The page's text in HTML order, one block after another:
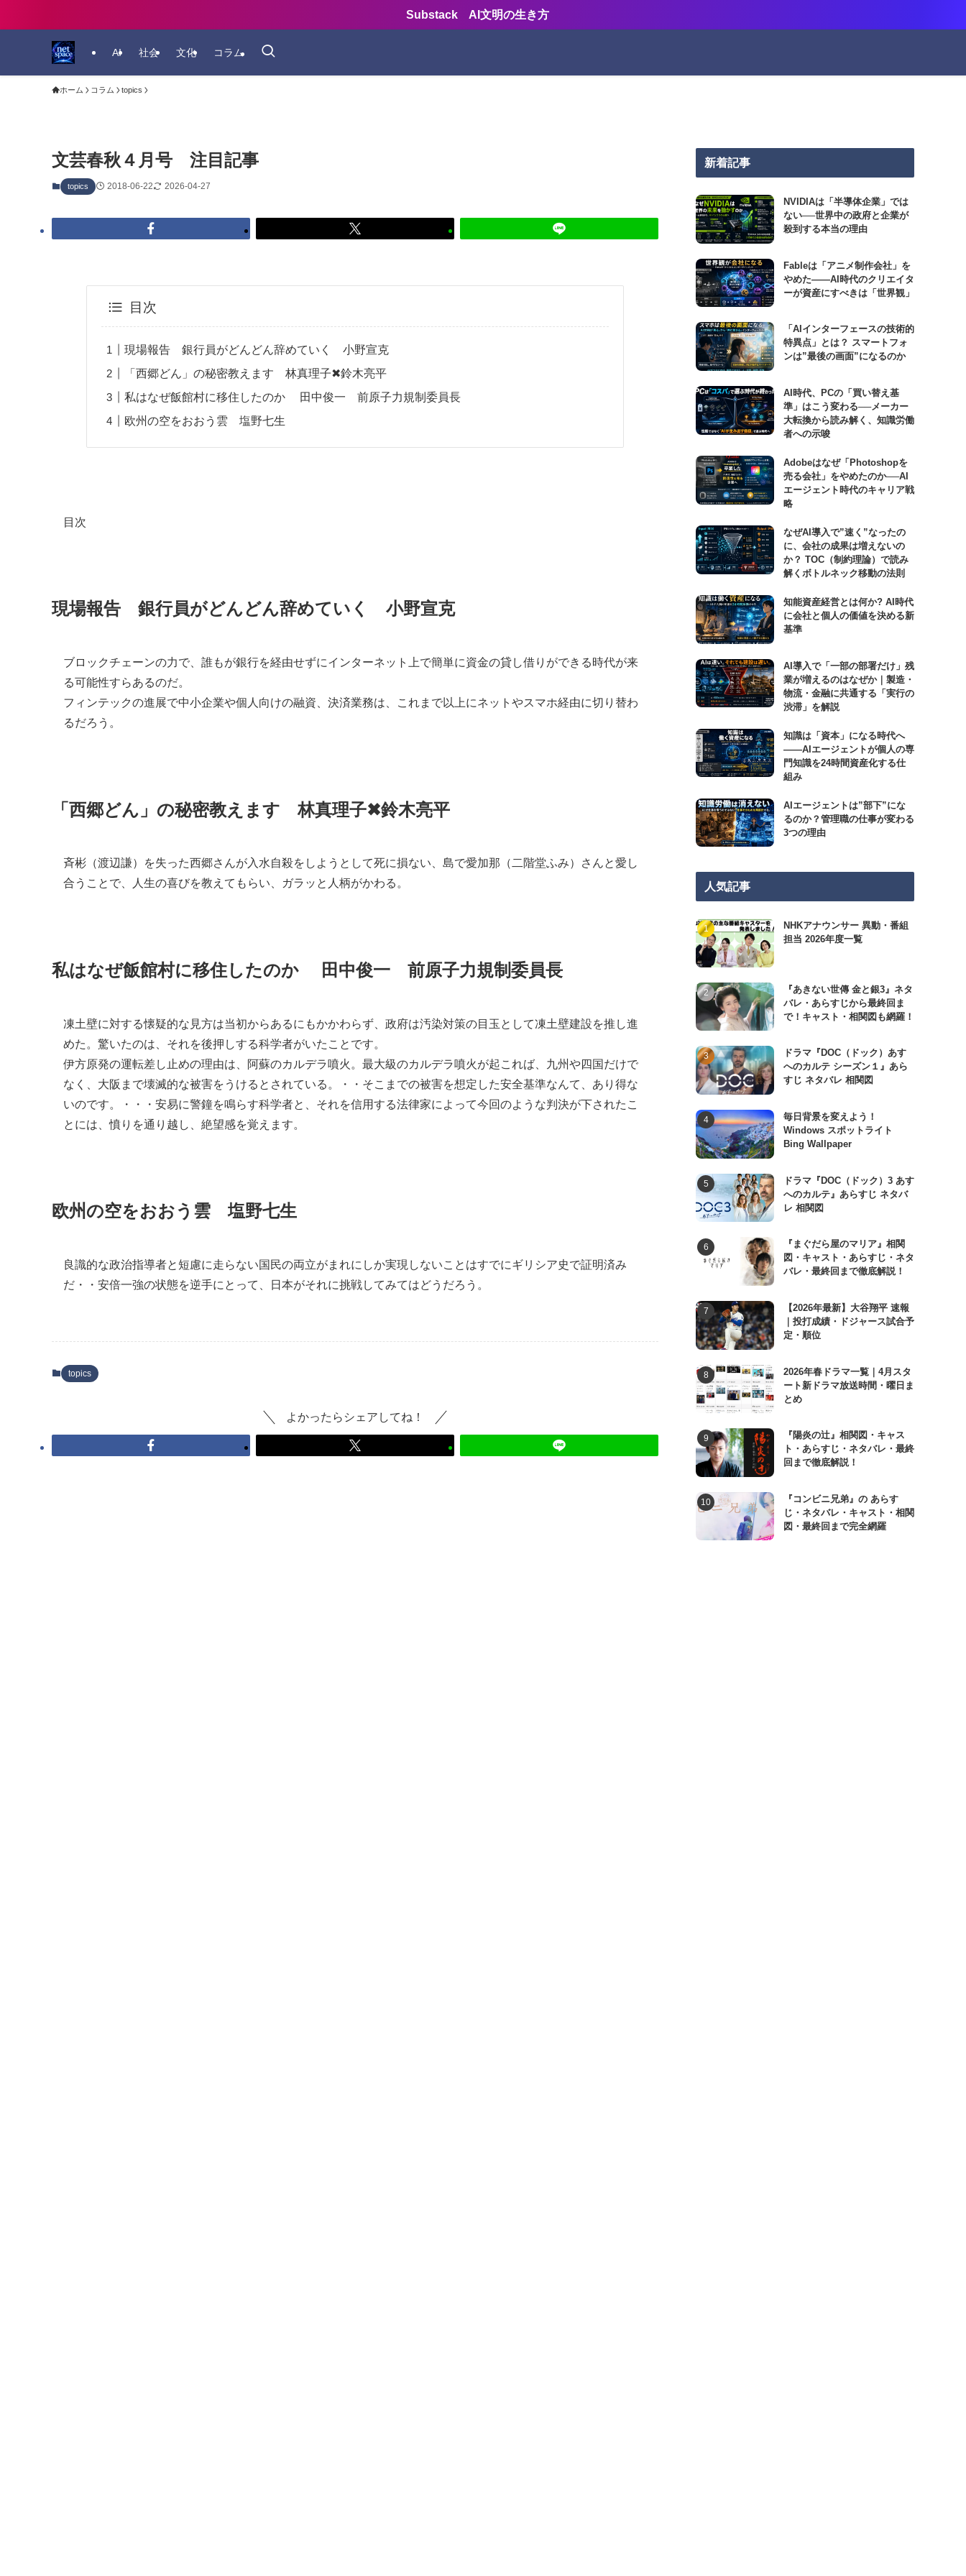
Substack AI文明の生き方
AI 社会 文化 コラム
ホーム コラム topics
文芸春秋４月号 注目記事
topics 2018-06-22 2026-04-27
目次
現場報告 銀行員がどんどん辞めていく 小野宣克
「西郷どん」の秘密教えます 林真理子✖鈴木亮平
私はなぜ飯館村に移住したのか 田中俊一 前原子力規制委員長
欧州の空をおおう雲 塩野七生
目次
現場報告 銀行員がどんどん辞めていく 小野宣克
ブロックチェーンの力で、誰もが銀行を経由せずにインターネット上で簡単に資金の貸し借りができる時代が来
る可能性すらあるのだ。
フィンテックの進展で中小企業や個人向けの融資、決済業務は、これまで以上にネットやスマホ経由に切り替わ
るだろう。
「西郷どん」の秘密教えます 林真理子✖鈴木亮平
斉彬（渡辺謙）を失った西郷さんが入水自殺をしようとして死に損ない、島で愛加那（二階堂ふみ）さんと愛し
合うことで、人生の喜びを教えてもらい、ガラッと人柄がかわる。
私はなぜ飯館村に移住したのか 田中俊一 前原子力規制委員長
凍土壁に対する懐疑的な見方は当初からあるにもかかわらず、政府は汚染対策の目玉として凍土壁建設を推し進
めた。驚いたのは、それを後押しする科学者がいたことです。
伊方原発の運転差し止めの理由は、阿蘇のカルデラ噴火。最大級のカルデラ噴火が起これば、九州や四国だけで
なく、大阪まで壊滅的な被害をうけるとされている。・・そこまでの被害を想定した安全基準なんて、あり得な
いのです。・・・安易に警鐘を鳴らす科学者と、それを信用する法律家によって今回のような判決が下されたこ
とには、憤りを通り越し、絶望感を覚えます。
欧州の空をおおう雲 塩野七生
良識的な政治指導者と短慮に走らない国民の両立がまれにしか実現しないことはすでにギリシア史で証明済み
だ・・安倍一強の状態を逆手にとって、日本がそれに挑戦してみてはどうだろう。
topics
よかったらシェアしてね！
新着記事
NVIDIAは「半導体企業」では
ない──世界中の政府と企業が
殺到する本当の理由
Fableは「アニメ制作会社」を
やめた――AI時代のクリエイタ
ーが資産にすべきは「世界観」
「AIインターフェースの技術的
特異点」とは？ スマートフォ
ンは”最後の画面”になるのか
AI時代、PCの「買い替え基
準」はこう変わる──メーカー
大転換から読み解く、知識労働
者への示唆
Adobeはなぜ「Photoshopを
売る会社」をやめたのか──AI
エージェント時代のキャリア戦
略
なぜAI導入で”速く”なったの
に、会社の成果は増えないの
か？ TOC（制約理論）で読み
解くボトルネック移動の法則
知能資産経営とは何か? AI時代
に会社と個人の価値を決める新
基準
AI導入で「一部の部署だけ」残
業が増えるのはなぜか｜製造・
物流・金融に共通する「実行の
渋滞」を解説
知識は「資本」になる時代へ
——AIエージェントが個人の専
門知識を24時間資産化する仕
組み
AIエージェントは”部下”にな
るのか？管理職の仕事が変わる
3つの理由
人気記事
NHKアナウンサー 異動・番組
担当 2026年度一覧
『あきない世傳 金と銀3』ネタ
バレ・あらすじから最終回ま
で！キャスト・相関図も網羅！
ドラマ『DOC（ドック）あす
へのカルテ シーズン１』あら
すじ ネタバレ 相関図
毎日背景を変えよう！
Windows スポットライト
Bing Wallpaper
ドラマ『DOC（ドック）3 あす
へのカルテ』あらすじ ネタバ
レ 相関図
『まぐだら屋のマリア』相関
図・キャスト・あらすじ・ネタ
バレ・最終回まで徹底解説！
【2026年最新】大谷翔平 速報
｜投打成績・ドジャース試合予
定・順位
2026年春ドラマ一覧｜4月スタ
ート新ドラマ放送時間・曜日ま
とめ
『陽炎の辻』相関図・キャス
ト・あらすじ・ネタバレ・最終
回まで徹底解説！
『コンビニ兄弟』の あらす
じ・ネタバレ・キャスト・相関
図・最終回まで完全網羅